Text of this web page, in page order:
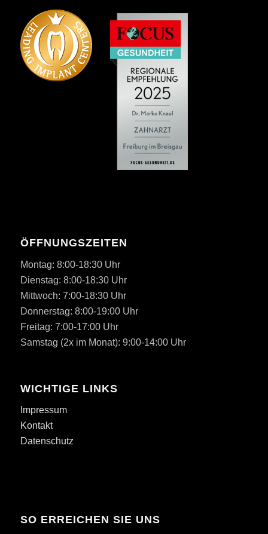
ÖFFNUNGSZEITEN
Montag: 8:00-18:30 Uhr
Dienstag: 8:00-18:30 Uhr
Mittwoch: 7:00-18:30 Uhr
Donnerstag: 8:00-19:00 Uhr
Freitag: 7:00-17:00 Uhr
Samstag (2x im Monat): 9:00-14:00 Uhr
WICHTIGE LINKS
Impressum
Kontakt
Datenschutz
SO ERREICHEN SIE UNS